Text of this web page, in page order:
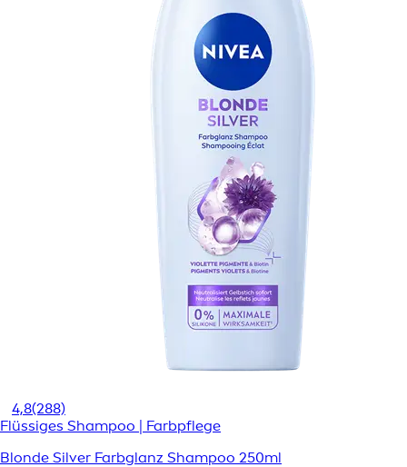
4,8(288)
Flüssiges Shampoo | Farbpflege
Blonde Silver Farbglanz Shampoo 250ml